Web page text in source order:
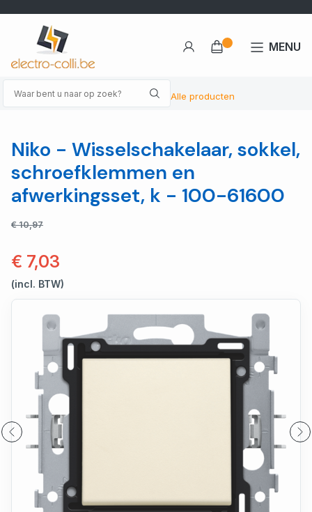
Alle producten
MENU
Niko - Wisselschakelaar, sokkel,
schroefklemmen en
afwerkingsset, k - 100-61600
€ 10,97
€ 7,03
(incl. BTW)